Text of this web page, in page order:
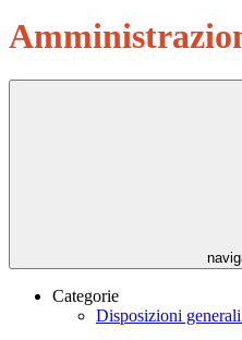
Categorie
Disposizioni generali